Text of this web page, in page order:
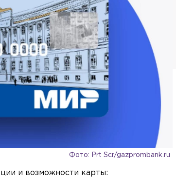
Фото: Prt Scr/gazprombank.ru
и возможности карты: